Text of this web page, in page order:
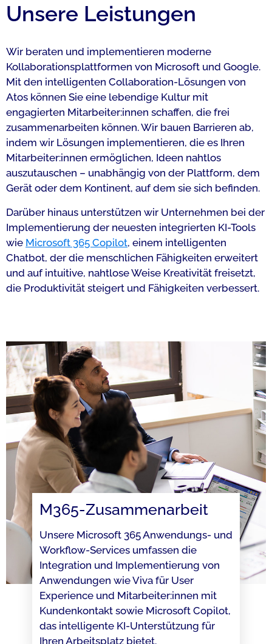
Unsere Leistungen
Wir beraten und implementieren moderne
Kollaborationsplattformen von Microsoft und Google.
Mit den intelligenten Collaboration-Lösungen von
Atos können Sie eine lebendige Kultur mit
engagierten Mitarbeiter:innen schaffen, die frei
zusammenarbeiten können. Wir bauen Barrieren ab,
indem wir Lösungen implementieren, die es Ihren
Mitarbeiter:innen ermöglichen, Ideen nahtlos
auszutauschen – unabhängig von der Plattform, dem
Gerät oder dem Kontinent, auf dem sie sich befinden.
Darüber hinaus unterstützen wir Unternehmen bei der
Implementierung der neuesten integrierten KI-Tools
wie Microsoft 365 Copilot, einem intelligenten
Chatbot, der die menschlichen Fähigkeiten erweitert
und auf intuitive, nahtlose Weise Kreativität freisetzt,
die Produktivität steigert und Fähigkeiten verbessert.
M365-Zusammenarbeit
Unsere Microsoft 365 Anwendungs- und
Workflow-Services umfassen die
Integration und Implementierung von
Anwendungen wie Viva für User
Experience und Mitarbeiter:innen mit
Kundenkontakt sowie Microsoft Copilot,
das intelligente KI-Unterstützung für
Ihren Arbeitsplatz bietet.